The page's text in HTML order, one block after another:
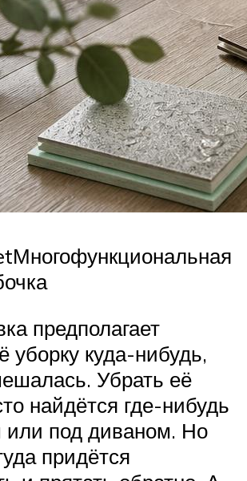
предполагает
уборку куда-нибудь,
Убрать её
найдётся где-нибудь
под диваном. Но
придётся